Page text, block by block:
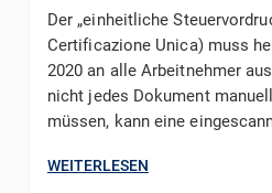
Der „einheitliche
Certificazione Unica) muss
2020 an alle Arbeitnehmer
nicht jedes Dokument
müssen, kann eine
WEITERLESEN